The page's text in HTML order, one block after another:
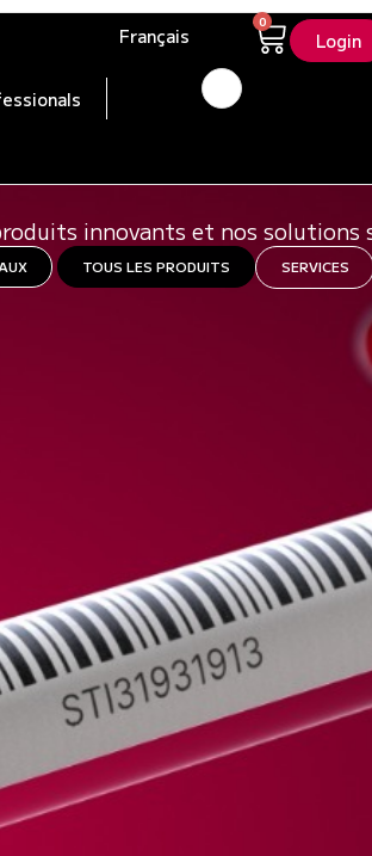
Français
0
Login
innovants et nos solutions
TOUS LES PRODUITS SERVICES